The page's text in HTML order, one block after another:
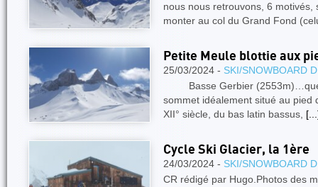
nous nous retrouvons, 6 motivés,
monter au col du Grand Fond
Petite Meule blottie aux
25/03/2024 - SKI/SNOWBOARD
Basse Gerbier (2553m)…quel
sommet idéalement situé au pied
XII° siècle, du bas latin bassus,
Cycle Ski Glacier, la 1ère
24/03/2024 - SKI/SNOWBOARD
CR rédigé par Hugo.Photos des